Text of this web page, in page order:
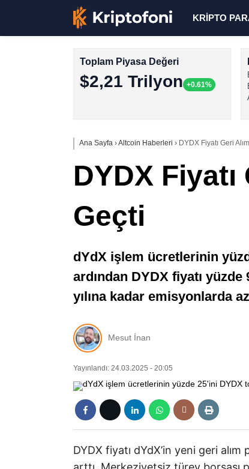
KRİPTO
Toplam Piyasa Değeri
$2,21 Trilyon +0.61%
Ana Sayfa ›Altcoin Haberleri › DYDX Fiyatı Geri
DYDX
Geçti
dYdX işlem ücretlerinin
ardından DYDX fiyatı
yılına kadar emisyonlarda
Mesut İnan
Yayınlandı: 24.03.2025 - 20:05
DYDX fiyatı dYdX’in yeni geri alım